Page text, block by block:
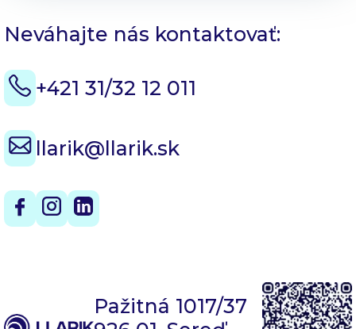
Neváhajte nás kontaktovať:
+421 31/32 12 011
llarik@llarik.sk
Pažitná 1017/37